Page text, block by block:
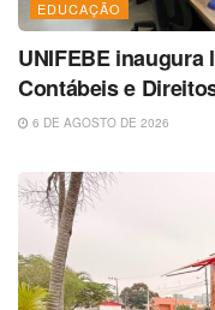
EDUCAÇÃO
UNIFEBE
Contábeis e
6 DE AGOSTO DE 2026